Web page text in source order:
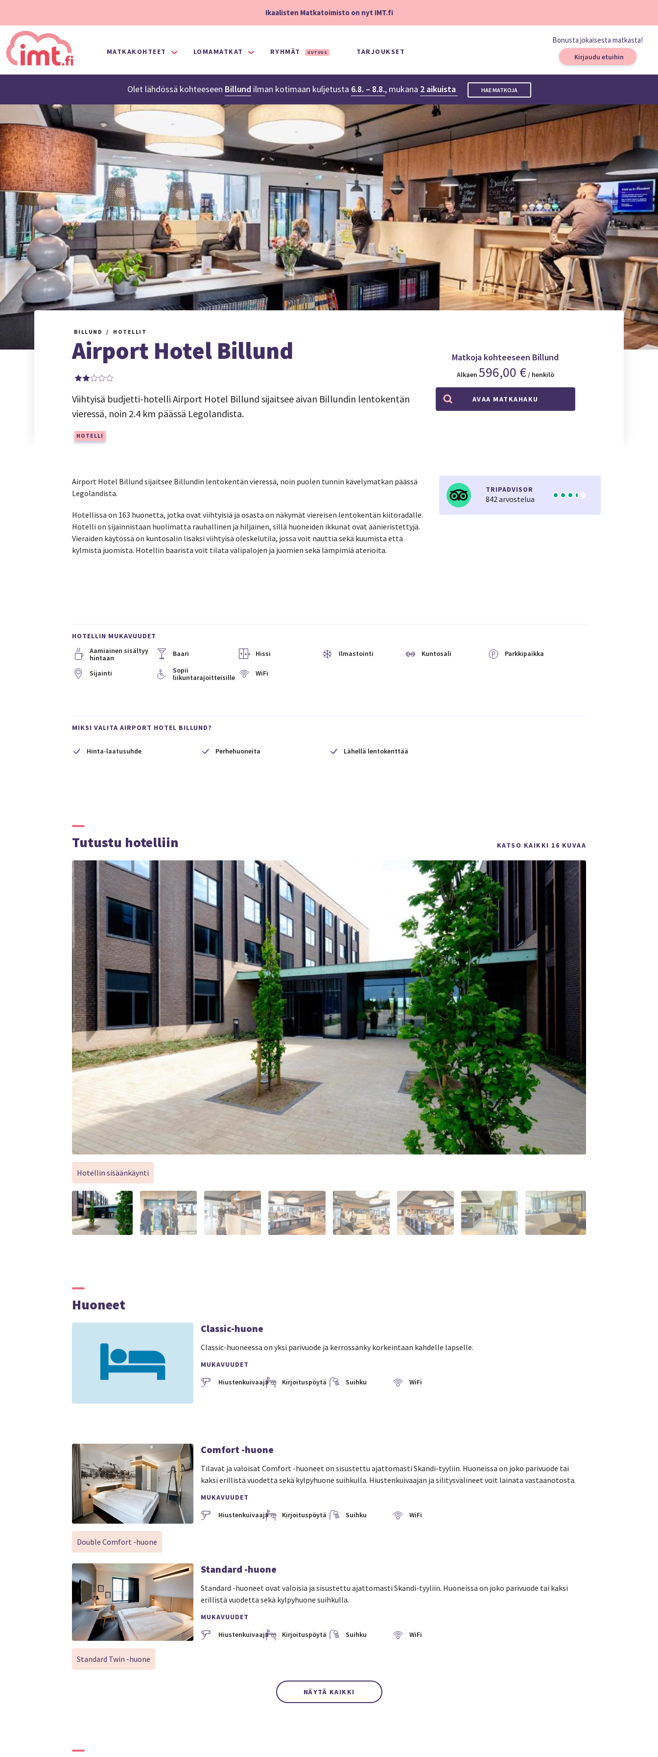
Ikaalisten Matkatoimisto on nyt IMT.fi
MATKAKOHTEET LOMAMATKAT RYHMÄT UUTUUS TARJOUKSET
Bonusta jokaisesta matkasta!
Kirjaudu etuihin
Olet lähdössä kohteeseen Billund ilman kotimaan kuljetusta 6.8. – 8.8., mukana 2 aikuista HAE MATKOJA
BILLUND HOTELLIT
Airport Hotel Billund
Viihtyisä budjetti-hotelli Airport Hotel Billund sijaitsee aivan Billundin lentokentän
vieressä, noin 2.4 km päässä Legolandista.
HOTELLI
Matkoja kohteeseen Billund
Alkaen 596,00 € / henkilö
AVAA MATKAHAKU
Airport Hotel Billund sijaitsee Billundin lentokentän vieressä, noin puolen tunnin kävelymatkan päässä
Legolandista.
Hotellissa on 163 huonetta, jotka ovat viihtyisiä ja osasta on näkymät viereisen lentokentän kiitoradalle.
Hotelli on sijainnistaan huolimatta rauhallinen ja hiljainen, sillä huoneiden ikkunat ovat äänieristettyjä.
Vieraiden käytössä on kuntosalin lisäksi viihtyisä oleskelutila, jossa voit nauttia sekä kuumista että
kylmistä juomista. Hotellin baarista voit tilata välipalojen ja juomien sekä lämpimiä aterioita.
TRIPADVISOR
842 arvostelua
HOTELLIN MUKAVUUDET
Aamiainen sisältyy
hintaan
Baari Hissi Ilmastointi Kuntosali Parkkipaikka
Sijainti
Sopii
liikuntarajoitteisille
WiFi
MIKSI VALITA AIRPORT HOTEL BILLUND?
Hinta-laatusuhde Perhehuoneita Lähellä lentokenttää
Tutustu hotelliin KATSO KAIKKI 16 KUVAA
Hotellin sisäänkäynti
Huoneet
Classic-huone
Classic-huoneessa on yksi parivuode ja kerrossänky korkeintaan kahdelle lapselle.
MUKAVUUDET
Hiustenkuivaaja
Kirjoituspöytä Suihku WiFi
Double Comfort -huone
Comfort -huone
Tilavat ja valoisat Comfort -huoneet on sisustettu ajattomasti Skandi-tyyliin. Huoneissa on joko parivuode tai
kaksi erillistä vuodetta sekä kylpyhuone suihkulla. Hiustenkuivaajan ja silitysvälineet voit lainata vastaanotosta.
MUKAVUUDET
Hiustenkuivaaja
Kirjoituspöytä Suihku WiFi
Standard Twin -huone
Standard -huone
Standard -huoneet ovat valoisia ja sisustettu ajattomasti Skandi-tyyliin. Huoneissa on joko parivuode tai kaksi
erillistä vuodetta sekä kylpyhuone suihkulla.
MUKAVUUDET
Hiustenkuivaaja
Kirjoituspöytä Suihku WiFi
NÄYTÄ KAIKKI